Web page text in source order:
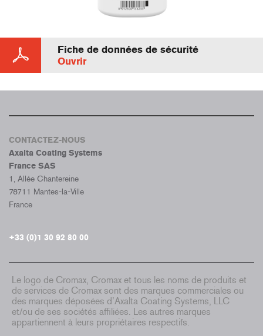
Fiche de données de sécurité
Ouvrir
CONTACTEZ-NOUS
Axalta Coating Systems
France SAS
1, Allée Chantereine
78711 Mantes-la-Ville
France
+33 (0)1 30 92 80 00
Le logo de Cromax, Cromax et tous les noms de produits et
de services de Cromax sont des marques commerciales ou
des marques déposées d’Axalta Coating Systems, LLC
et/ou de ses sociétés affiliées. Les autres marques
appartiennent à leurs propriétaires respectifs.